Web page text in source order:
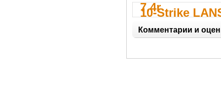
7.4r
10-Strike
7.33
Комментарии и